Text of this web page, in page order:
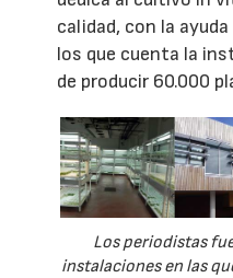
calidad, con la
los que cuenta la
de producir 60.000
Los periodistas
instalaciones en las